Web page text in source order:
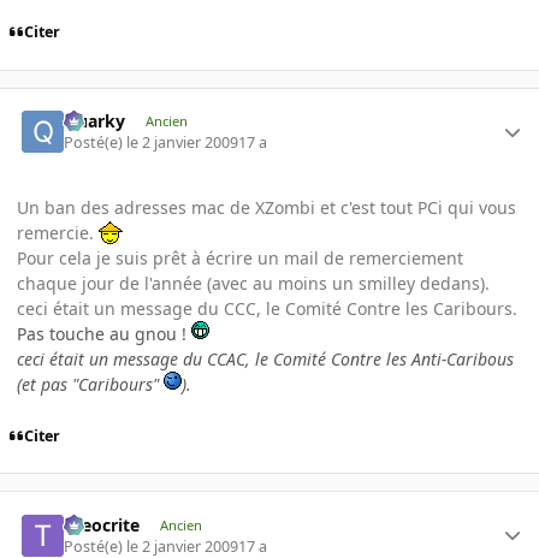
Citer
Quarky Ancien
Posté(e) le 2 janvier 200917 a
Un ban des adresses mac de XZombi et c'est tout PCi qui vous
remercie.
Pour cela je suis prêt à écrire un mail de remerciement
chaque jour de l'année (avec au moins un smilley dedans).
ceci était un message du CCC, le Comité Contre les Caribours.
Pas touche au gnou !
ceci était un message du CCAC, le Comité Contre les Anti-Caribous
(et pas "Caribours"
).
Citer
theocrite Ancien
Posté(e) le 2 janvier 200917 a